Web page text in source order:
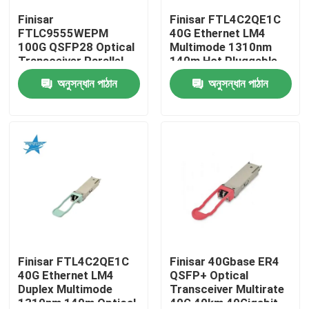
কারখানা ভ্রমণ
মান নিয়ন্ত্রণ
এনভিডিয়া এআই পণ্য
400G/800G অপটিক্যাল মডিউল
100G QSFP28 মডিউল
Finisar
FTLC9555WEPM
100G QSFP28 Optical
Transceiver Parallel
MMF 100M CPRI Hot
Pluggable Port 1 Year
Warranty
অনুসন্ধান পাঠান
Finisar FTL4C2QE1C
40G Ethernet LM4
Multimode 1310nm
140m Hot Pluggable
LC Optical Transceiver
for AIDCঅনুসন্ধান পাঠান
Finisar FTL4C2QE1C
40G Ethernet LM4
Duplex Multimode
1310nm 140m Optical
Finisar 40Gbase ER4
QSFP+ Optical
Transceiver Multirate
40G 40km 40Gigabit